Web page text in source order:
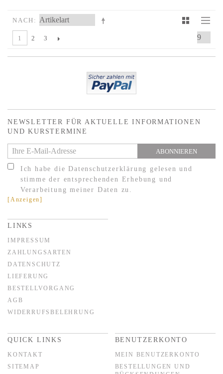
NACH
1 2 3
NEWSLETTER FÜR AKTUELLE INFORMATIONEN
UND KURSTERMINE
ABONNIEREN
Ich habe die Datenschutzerklärung gelesen und
stimme der entsprechenden Erhebung und
Verarbeitung meiner Daten zu.
[Anzeigen]
LINKS
IMPRESSUM
ZAHLUNGSARTEN
DATENSCHUTZ
LIEFERUNG
BESTELLVORGANG
AGB
WIDERRUFSBELEHRUNG
QUICK LINKS
KONTAKT
SITEMAP
BENUTZERKONTO
MEIN BENUTZERKONTO
BESTELLUNGEN UND